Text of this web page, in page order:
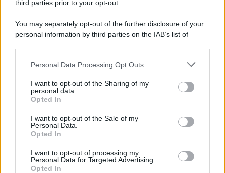
third parties prior to your opt-out.
You may separately opt-out of the further disclosure of your
personal information by third parties on the IAB’s list of
This information may also be disclosed by us to third parties
disclose it to other third parties.
Please note that this website/app uses one or more Google
services and may gather and store information including but
not limited to your visit or usage behaviour. You may click to
grant or deny consent to Google and its third-party tags to
consent section.
Personal Data Processing Opt Outs
I want to opt-out of the Sharing of my
personal data.
Opted In
I want to opt-out of the Sale of my
Personal Data.
Opted In
I want to opt-out of processing my
Personal Data for Targeted Advertising.
Opted In
Cineverse Magazine
SecondHomeMagazine
Francia
Investieren24